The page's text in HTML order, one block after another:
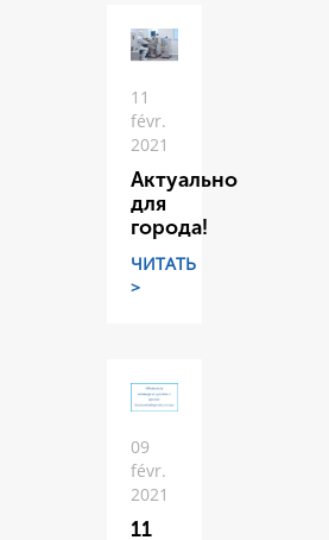
11
févr.
2021
Актуально
для
города!
ЧИТАТЬ
>
09
févr.
2021
11